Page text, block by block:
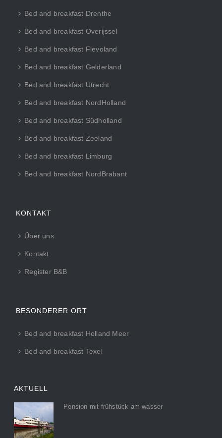
Bed and breakfast Drenthe
Bed and breakfast Overijssel
Bed and breakfast Flevoland
Bed and breakfast Gelderland
Bed and breakfast Utrecht
Bed and breakfast NordHolland
Bed and breakfast Südholland
Bed and breakfast Zeeland
Bed and breakfast Limburg
Bed and breakfast NordBrabant
KONTAKT
Über uns
Kontakt
Register B&B
BESONDERER ORT
Bed and breakfast Holland Meer
Bed and breakfast Texel
AKTUELL
Pension mit frühstück am wasser